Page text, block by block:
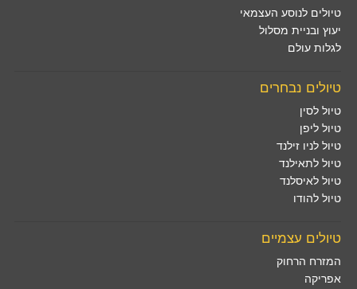
טיולים לנוסע העצמאי
יעוץ ובניית מסלול
לגלות עולם
טיולים נבחרים
טיול לסין
טיול ליפן
טיול לניו זילנד
טיול לתאילנד
טיול לאיסלנד
טיול להודו
טיולים עצמיים
המזרח הרחוק
אפריקה